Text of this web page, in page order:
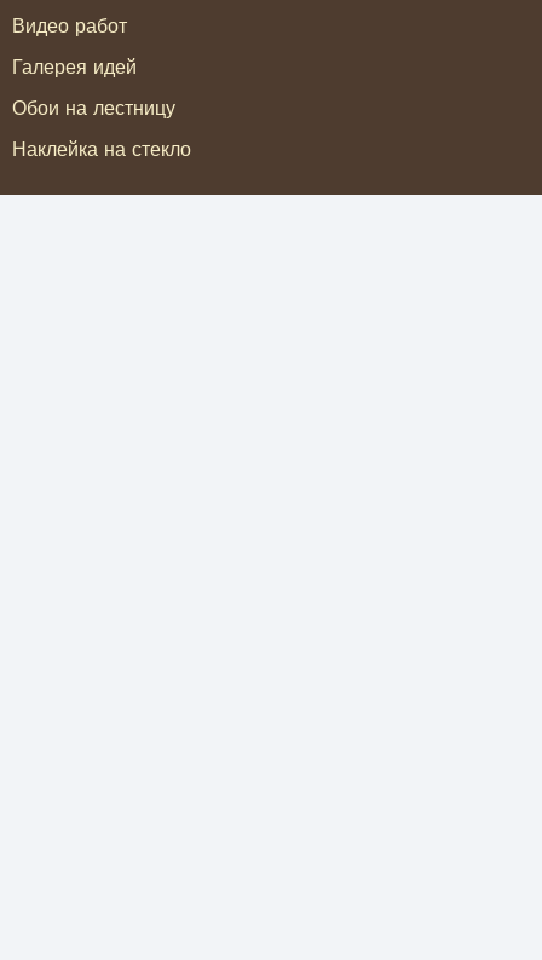
Видео работ
Галерея идей
Обои на лестницу
Наклейка на стекло